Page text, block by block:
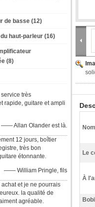
de basse (12)
haut-parleur (16)
(8)
très
rapide, guitare et ampli
—— Allan Olander est là.
12 jours, boîtier
très bon
étonnante.
—— William Pringle, fils
achat et je ne pourrais
la qualité de
agréable.
Le
À